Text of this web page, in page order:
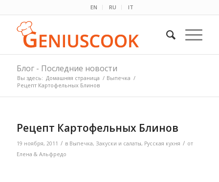
EN RU IT
Блог - Последние новости
Вы здесь: Домашняя страница / Выпечка /
Рецепт Картофельных Блинов
Рецепт Картофельных Блинов
19 ноября, 2011 / в Выпечка, Закуски и салаты, Русская кухня / от
Елена & Альфредо